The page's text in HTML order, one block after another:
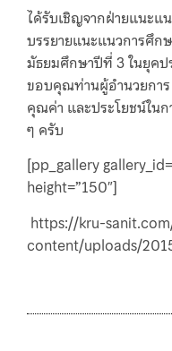
ได้รับเชิญจากฝ่ายแนะแน
บรรยายแนะแนวการศึ
มัธยมศึกษาปีที่ 3 ในยุคป
ขอบคุณท่านผู้อำนวยการ
คุณค่า และประโยชน์ใน
ๆ ครับ
[pp_gallery
height=”150″]
https://kru-
content/uploads/